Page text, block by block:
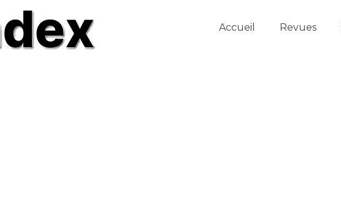
Accueil Revues